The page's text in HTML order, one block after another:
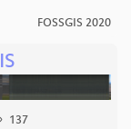
FOSSGIS 2020
137